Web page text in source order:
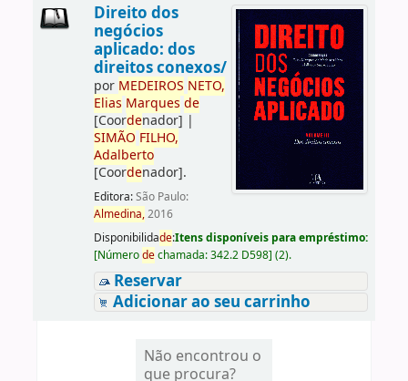
Direito dos
negócios
aplicado: dos
direitos conexos/
por MEDEIROS NETO,
Elias Marques de
[Coordenador] |
SIMÃO FILHO,
Adalberto
[Coordenador].
Editora:São Paulo:
Almedina,2016
Disponibilidade:Itens disponíveis para empréstimo:
[Númerodechamada:342.2 D598] (2).
Reservar
Adicionar ao seu carrinho
Não encontrou o
que procura?